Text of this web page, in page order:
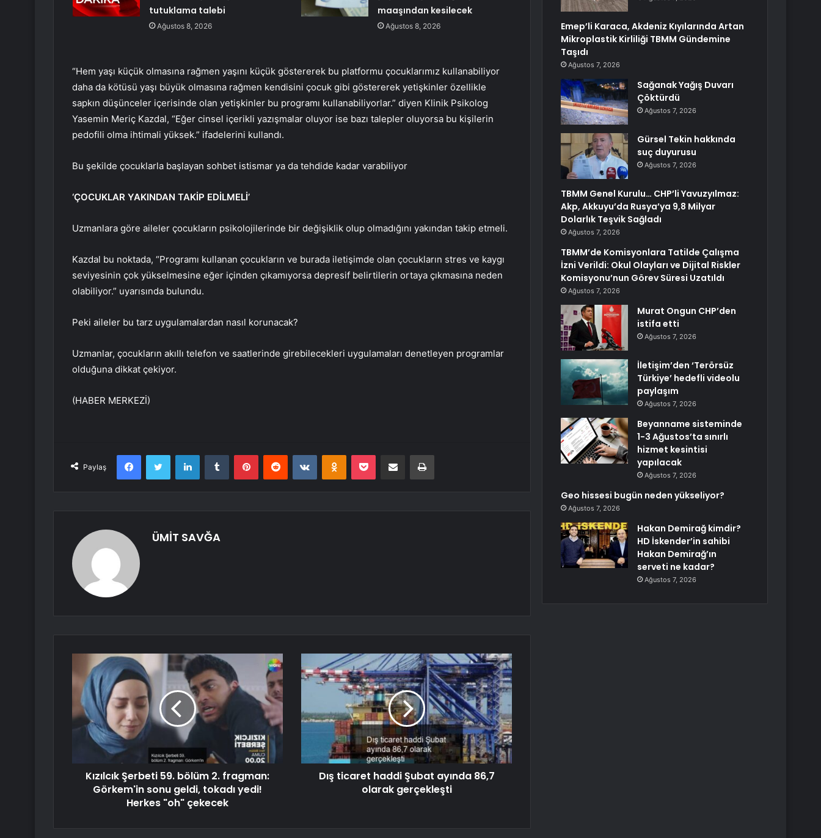
tutuklama talebi
Ağustos 8, 2026
maaşından kesilecek
Ağustos 8, 2026
“Hem yaşı küçük olmasına rağmen yaşını küçük göstererek bu platformu çocuklarımız kullanabiliyor
daha da kötüsü yaşı büyük olmasına rağmen kendisini çocuk gibi göstererek yetişkinler özellikle
sapkın düşünceler içerisinde olan yetişkinler bu programı kullanabiliyorlar.” diyen Klinik Psikolog
Yasemin Meriç Kazdal, “Eğer cinsel içerikli yazışmalar oluyor ise bazı talepler oluyorsa bu kişilerin
pedofili olma ihtimali yüksek.” ifadelerini kullandı.
Bu şekilde çocuklarla başlayan sohbet istismar ya da tehdide kadar varabiliyor
‘ÇOCUKLAR YAKINDAN TAKİP EDİLMELİ’
Uzmanlara göre aileler çocukların psikolojilerinde bir değişiklik olup olmadığını yakından takip etmeli.
Kazdal bu noktada, “Programı kullanan çocukların ve burada iletişimde olan çocukların stres ve kaygı
seviyesinin çok yükselmesine eğer içinden çıkamıyorsa depresif belirtilerin ortaya çıkmasına neden
olabiliyor.” uyarısında bulundu.
Peki aileler bu tarz uygulamalardan nasıl korunacak?
Uzmanlar, çocukların akıllı telefon ve saatlerinde girebilecekleri uygulamaları denetleyen programlar
olduğuna dikkat çekiyor.
(HABER MERKEZİ)
Paylaş
FacebookTwitter LinkedInTumblr PinterestReddit VKontakteOdnoklassniki
Pocket E-Posta ile paylaş Yazdır
ÜMİT SAVĞA
Kızılcık Şerbeti 59. bölüm 2. fragman:
Görkem'in sonu geldi, tokadı yedi!
Herkes "oh" çekecek
Dış ticaret haddi Şubat ayında 86,7
olarak gerçekleşti
Emep’li Karaca, Akdeniz Kıyılarında Artan
Mikroplastik Kirliliği TBMM Gündemine
Taşıdı
Ağustos 7, 2026
Sağanak Yağış Duvarı
Çöktürdü
Ağustos 7, 2026
Gürsel Tekin hakkında
suç duyurusu
Ağustos 7, 2026
TBMM Genel Kurulu… CHP’li Yavuzyılmaz:
Akp, Akkuyu’da Rusya’ya 9,8 Milyar
Dolarlık Teşvik Sağladı
Ağustos 7, 2026
TBMM’de Komisyonlara Tatilde Çalışma
İzni Verildi: Okul Olayları ve Dijital Riskler
Komisyonu’nun Görev Süresi Uzatıldı
Ağustos 7, 2026
Murat Ongun CHP’den
istifa etti
Ağustos 7, 2026
İletişim’den ‘Terörsüz
Türkiye’ hedefli videolu
paylaşım
Ağustos 7, 2026
Beyanname sisteminde
1-3 Ağustos’ta sınırlı
hizmet kesintisi
yapılacak
Ağustos 7, 2026
Geo hissesi bugün neden yükseliyor?
Ağustos 7, 2026
Hakan Demirağ kimdir?
HD İskender’in sahibi
Hakan Demirağ’ın
serveti ne kadar?
Ağustos 7, 2026